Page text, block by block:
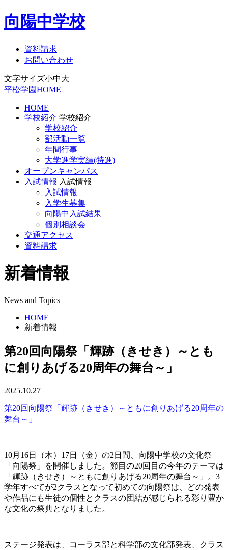
向陽中学校
資料請求
お問い合わせ
文字サイズ小中大
平松学園HOME
HOME
学校紹介 学校紹介
学校紹介
部活動一覧
年間行事
大学進学実績(特進)
オープンキャンパス
入試情報 入試情報
入試情報
入学生募集
向陽中入試結果
個別相談会
交通アクセス
資料請求
新着情報
News and Topics
HOME
新着情報
第20回向陽祭「輝跡（きせき）～とも
に創りあげる20周年の舞台～」
2025.10.27
第20回向陽祭「輝跡（きせき）～ともに創りあげる20周年の
舞台～」
10月16日（木）17日（金）の2日間、向陽中学校の文化祭
「向陽祭」を開催しました。節目の20回目の今年のテーマは
「輝跡（きせき）～ともに創りあげる20周年の舞台～」。3
学年すべてが2クラスとなって初めての向陽祭は、どの発表
や作品にも生徒の個性とクラスの団結が感じられる彩り豊か
な文化の祭典となりました。
ステージ発表は、コーラス部と科学部の文化部発表、クラス